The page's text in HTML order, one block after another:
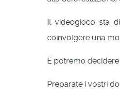
Il videogioco sta
coinvolgere una
E potremo
Preparate i vostri